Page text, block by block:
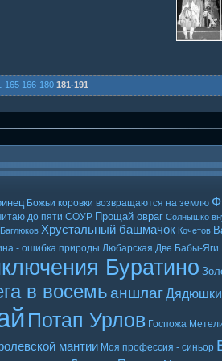
165 166-180 181-191
Божьи коровки возвращаются на землю
до пяти СОУР Прощай овраг Солнышко
Баглюков Хрустальный башмачок Кочетов
- ошибка природы Любарская Две Бабы-Яги
Буратино
в восемь аншлаг
Потап Урлов Госпожа
мантии Моя профессия - синьор